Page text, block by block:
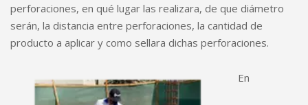
perforaciones, en qué lugar las realizara, de que diámetro
serán, la distancia entre perforaciones, la cantidad de
producto a aplicar y como sellara dichas perforaciones.
En